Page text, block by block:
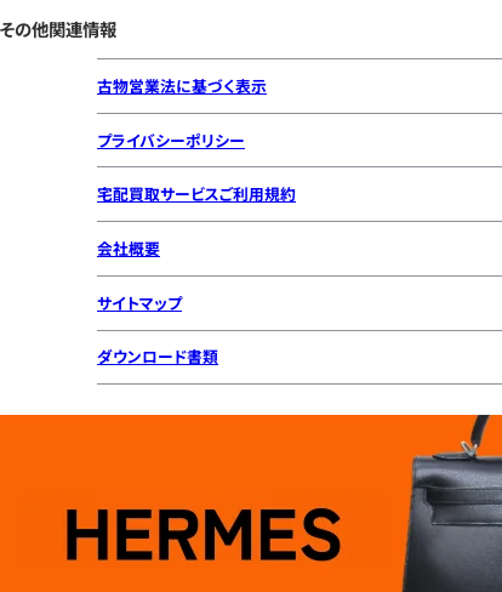
その他関連情報
古物営業法に基づく表示
プライバシーポリシー
宅配買取サービスご利用規約
会社概要
サイトマップ
ダウンロード書類